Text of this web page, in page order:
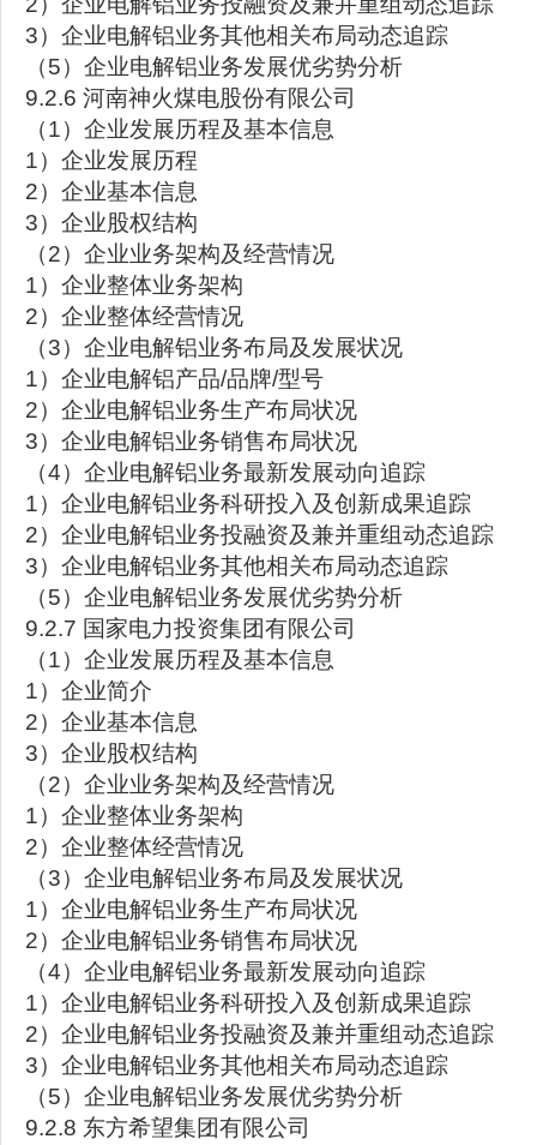
3）企业电解铝业务其他相关布局动态追踪
（5）企业电解铝业务发展优劣势分析
9.2.6 河南神火煤电股份有限公司
（1）企业发展历程及基本信息
1）企业发展历程
2）企业基本信息
3）企业股权结构
（2）企业业务架构及经营情况
1）企业整体业务架构
2）企业整体经营情况
（3）企业电解铝业务布局及发展状况
1）企业电解铝产品/品牌/型号
2）企业电解铝业务生产布局状况
3）企业电解铝业务销售布局状况
（4）企业电解铝业务最新发展动向追踪
1）企业电解铝业务科研投入及创新成果追踪
2）企业电解铝业务投融资及兼并重组动态追踪
3）企业电解铝业务其他相关布局动态追踪
（5）企业电解铝业务发展优劣势分析
9.2.7 国家电力投资集团有限公司
（1）企业发展历程及基本信息
1）企业简介
2）企业基本信息
3）企业股权结构
（2）企业业务架构及经营情况
1）企业整体业务架构
2）企业整体经营情况
（3）企业电解铝业务布局及发展状况
1）企业电解铝业务生产布局状况
2）企业电解铝业务销售布局状况
（4）企业电解铝业务最新发展动向追踪
1）企业电解铝业务科研投入及创新成果追踪
2）企业电解铝业务投融资及兼并重组动态追踪
3）企业电解铝业务其他相关布局动态追踪
（5）企业电解铝业务发展优劣势分析
9.2.8 东方希望集团有限公司